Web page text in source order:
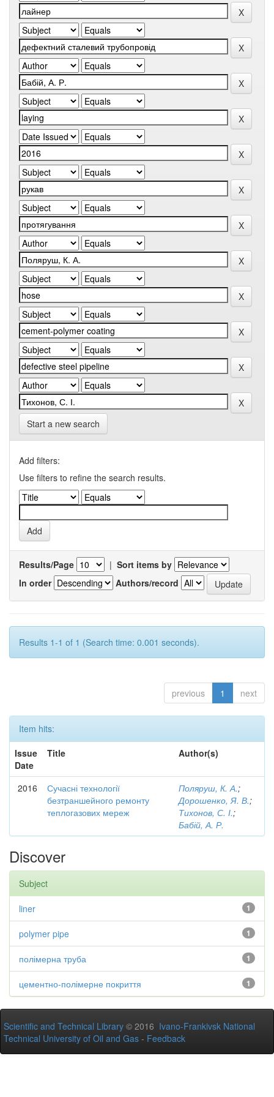
Start a new search
Add filters:
Use filters to refine the search results.
Results/Page | Sort items by
In order
Authors/record
Results 1-1 of 1 (Search time: 0.001 seconds).
previous 1 next
Item hits:
Issue
Date
Title Author(s)
2016
Сучасні технології
безтраншейного ремонту
теплогазових мереж
Поляруш, К. А.;
Дорошенко, Я. В.;
Тихонов, С. І.;
Бабій, А. Р.
Discover
Subject
1
liner
1
polymer pipe
1
полімерна труба
1
цементно-полімерне покриття
Scientific and Technical Library © 2016 Ivano-Frankivsk National
Technical University of Oil and Gas - Feedback